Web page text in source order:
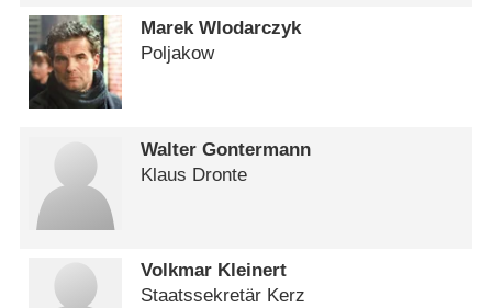
Marek Wlodarczyk
Poljakow
Walter Gontermann
Klaus Dronte
Volkmar Kleinert
Staatssekretär Kerz